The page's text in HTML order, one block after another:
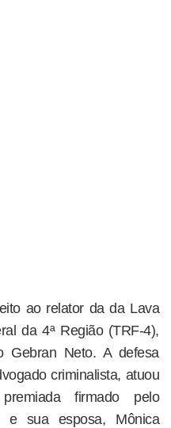
ao relator da da Lava
da 4ª Região (TRF-4),
Gebran Neto. A defesa
criminalista, atuou
firmado pelo
e sua esposa, Mônica